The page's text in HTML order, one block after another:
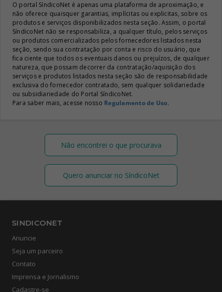
O portal SíndicoNet é apenas uma plataforma de aproximação, e
não oferece quaisquer garantias, implícitas ou explicitas, sobre os
produtos e serviços disponibilizados nesta seção. Assim, o portal
SíndicoNet não se responsabiliza, a qualquer título, pelos serviços
ou produtos comercializados pelos fornecedores listados nesta
seção, sendo sua contratação por conta e risco do usuário, que
fica ciente que todos os eventuais danos ou prejuízos, de qualquer
natureza, que possam decorrer da contratação/aquisição dos
serviços e produtos listados nesta seção são de responsabilidade
exclusiva do fornecedor contratado, sem qualquer solidariedade
ou subsidiariedade do Portal SíndicoNet.
Para saber mais, acesse nosso Regulamento de Uso.
Não encontrei o que procurava
Quero anunciar no SíndicoNet
SINDICONET
Anuncie
Seja um parceiro
Contato
Imprensa e Jornalismo
Cadastre-se